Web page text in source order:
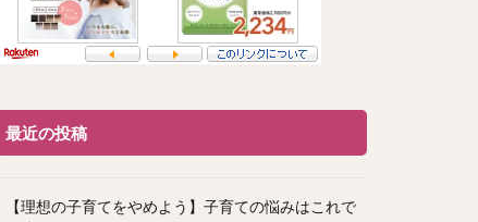
最近の投稿
【理想の子育てをやめよう】子育ての悩みはこれで